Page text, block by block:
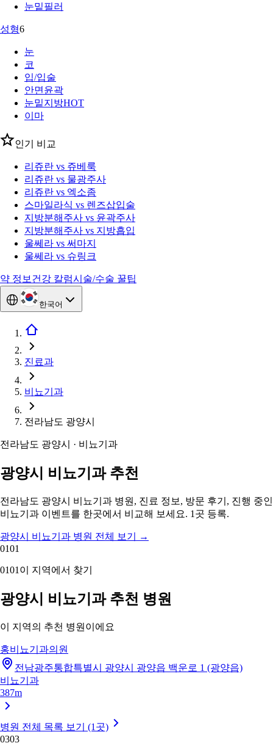
눈밑필러
성형6
눈
코
입/입술
안면윤곽
눈밑지방HOT
이마
인기 비교
리쥬란 vs 쥬베룩
리쥬란 vs 물광주사
리쥬란 vs 엑소좀
스마일라식 vs 렌즈삽입술
지방분해주사 vs 윤곽주사
지방분해주사 vs 지방흡입
울쎄라 vs 써마지
울쎄라 vs 슈링크
약 정보 건강 칼럼시술/수술 꿀팁
한국어
진료과
비뇨기과
전라남도 광양시
전라남도 광양시 · 비뇨기과
광양시 비뇨기과 추천
전라남도 광양시 비뇨기과 병원, 진료 정보, 방문 후기, 진행 중인
비뇨기과 이벤트를 한곳에서 비교해 보세요. 1곳 등록.
광양시 비뇨기과 병원 전체 보기
→
0101
0101 이 지역에서 찾기
광양시 비뇨기과 추천 병원
이 지역의 추천 병원이에요
홍비뇨기과의원
전남광주통합특별시 광양시 광양읍 백운로 1 (광양읍)
비뇨기과
387m
병원 전체 목록 보기 (1곳)
0303